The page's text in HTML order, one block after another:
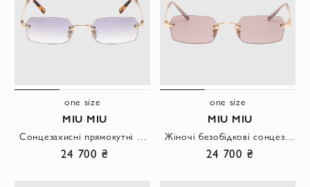
one size
MIU MIU
Сонцезахисні прямокутні безоправні окуляри із градієнтними лінзами
24 700 ₴
one size
MIU MIU
Жіночі безобідкові сонцезахисні окуляри вузької прямокутної форми
24 700 ₴